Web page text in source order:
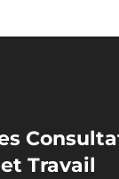
Travail